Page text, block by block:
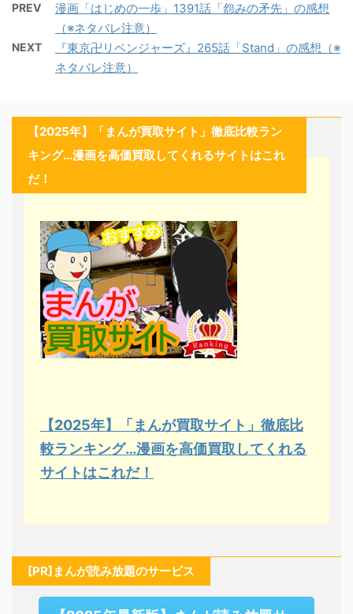
PREV
漫画「はじめの一歩」1391話「怨みの矛先」の感想
（※ネタバレ注意）
NEXT
『東京卍リベンジャーズ』265話「Stand」の感想（※
ネタバレ注意）
【2025年】「まんが買取サイト」徹底比較ラン
キング…漫画を高価買取してくれるサイトはこれ
だ！
【2025年】「まんが買取サイト」徹底比
較ランキング…漫画を高価買取してくれる
サイトはこれだ！
[PR]まんが読み放題のサービス